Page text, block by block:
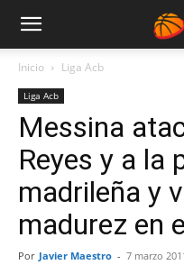
Inicio Liga Acb
Liga Acb
Messina
Reyes y a la
madrileña y
madurez en
Por Javier Maestro - 7 marzo